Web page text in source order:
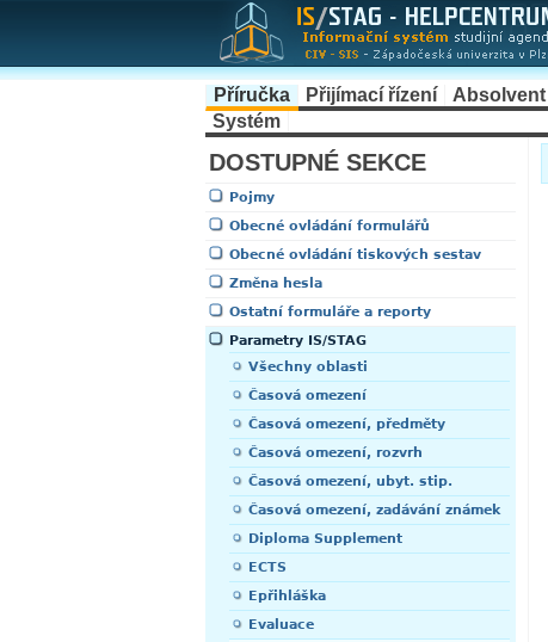
Příručka Přijímací řízení Absolvent
Systém
DOSTUPNÉ SEKCE
Pojmy
Obecné ovládání formulářů
Obecné ovládání tiskových sestav
Změna hesla
Ostatní formuláře a reporty
Parametry IS/STAG
Všechny oblasti
Časová omezení
Časová omezení, předměty
Časová omezení, rozvrh
Časová omezení, ubyt. stip.
Časová omezení, zadávání známek
Diploma Supplement
ECTS
Epřihláška
Evaluace